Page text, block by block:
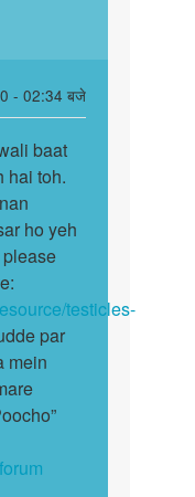
- 02:34 बजे
baat
hai toh.
ho yeh
testicles-
par
mein